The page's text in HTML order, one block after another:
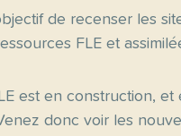
de recenser les
FLE et
est en construction, et
donc voir les